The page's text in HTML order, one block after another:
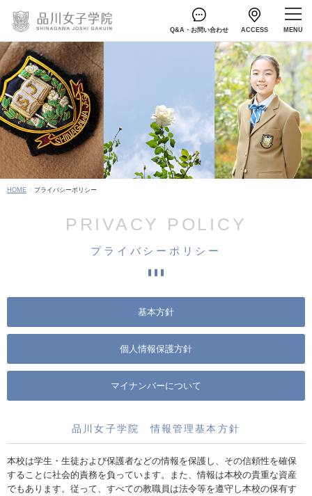
Q&A・お問い合わせ ACCESS
HOME プライバシーポリシー
PRIVACY POLICY
プライバシーポリシー
基本方針
個人情報保護方針
マイナンバーについて
品川女子学院 情報管理基本方針
本校は学生・生徒および保護者などの情報を保護し、その信頼性を確保
することに社会的責務を負っています。また、情報は本校の貴重な資産
でもあります。従って、すべての教職員は法令等を遵守し本校の保有す